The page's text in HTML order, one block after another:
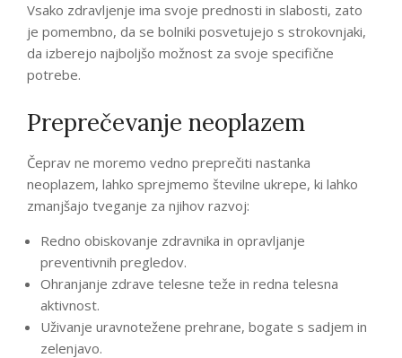
Vsako zdravljenje ima svoje prednosti in slabosti, zato
je pomembno, da se bolniki posvetujejo s strokovnjaki,
da izberejo najboljšo možnost za svoje specifične
potrebe.
Preprečevanje neoplazem
Čeprav ne moremo vedno preprečiti nastanka
neoplazem, lahko sprejmemo številne ukrepe, ki lahko
zmanjšajo tveganje za njihov razvoj:
Redno obiskovanje zdravnika in opravljanje
preventivnih pregledov.
Ohranjanje zdrave telesne teže in redna telesna
aktivnost.
Uživanje uravnotežene prehrane, bogate s sadjem in
zelenjavo.